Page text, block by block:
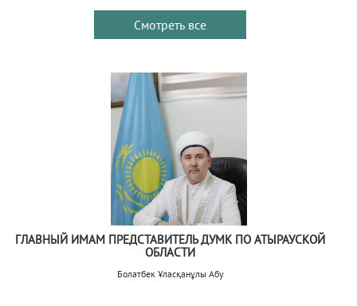
Смотреть все
ГЛАВНЫЙ ИМАМ ПРЕДСТАВИТЕЛЬ ДУМК ПО АТЫРАУСКОЙ
ОБЛАСТИ
Болатбек Ұласқанұлы Абу